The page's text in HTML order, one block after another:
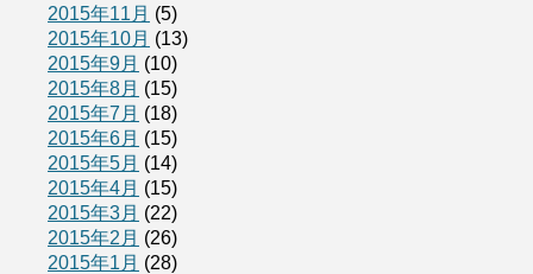
2015年11月 (5)
2015年10月 (13)
2015年9月 (10)
2015年8月 (15)
2015年7月 (18)
2015年6月 (15)
2015年5月 (14)
2015年4月 (15)
2015年3月 (22)
2015年2月 (26)
2015年1月 (28)